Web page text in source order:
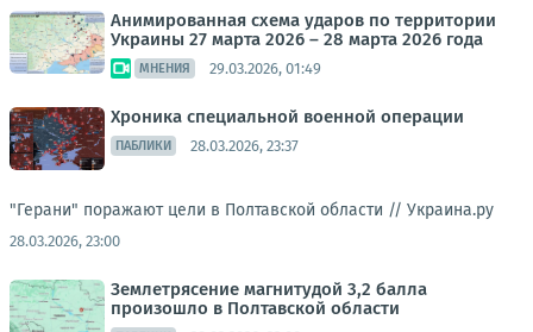
Анимированная схема ударов по территории
Украины 27 марта 2026 – 28 марта 2026 года
МНЕНИЯ 29.03.2026, 01:49
Хроника специальной военной операции
ПАБЛИКИ 28.03.2026, 23:37
"Герани" поражают цели в Полтавской области // Украина.ру
28.03.2026, 23:00
Землетрясение магнитудой 3,2 балла
произошло в Полтавской области